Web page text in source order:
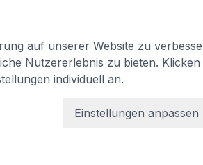
auf unserer Website zu
Nutzererlebnis zu bieten.
individuell an.
Einstellungen anpassen